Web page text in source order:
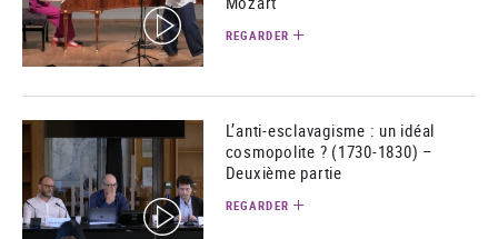
(video)
REGARDER
(video)
L’anti-esclavagisme : un idéal
cosmopolite ? (1730-1830) –
Deuxième partie
REGARDER